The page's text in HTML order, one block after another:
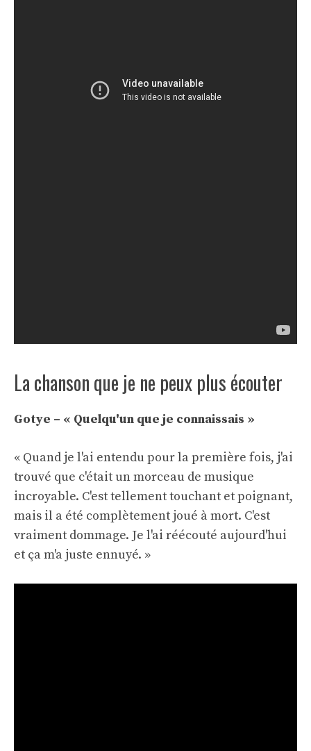
La chanson que je ne peux plus écouter
Gotye – « Quelqu'un que je connaissais »
« Quand je l'ai entendu pour la première fois, j'ai
trouvé que c'était un morceau de musique
incroyable. C'est tellement touchant et poignant,
mais il a été complètement joué à mort. C'est
vraiment dommage. Je l'ai réécouté aujourd'hui
et ça m'a juste ennuyé. »